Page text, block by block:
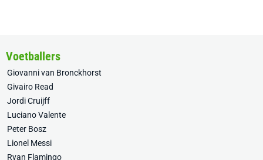
Voetballers
Giovanni van Bronckhorst
Givairo Read
Jordi Cruijff
Luciano Valente
Peter Bosz
Lionel Messi
Ryan Flamingo